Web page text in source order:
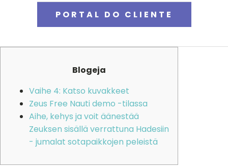
PORTAL DO CLIENTE
Blogeja
Vaihe 4: Katso kuvakkeet
Zeus Free Nauti demo -tilassa
Aihe, kehys ja voit äänestää
Zeuksen sisällä verrattuna Hadesiin
- jumalat sotapaikkojen peleistä